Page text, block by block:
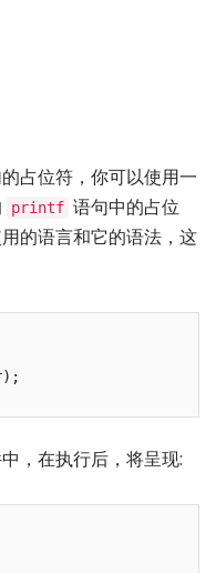
占位符，你可以使用一
printf 语句中的占位
的语言和它的语法，这
，在执行后，将呈现: